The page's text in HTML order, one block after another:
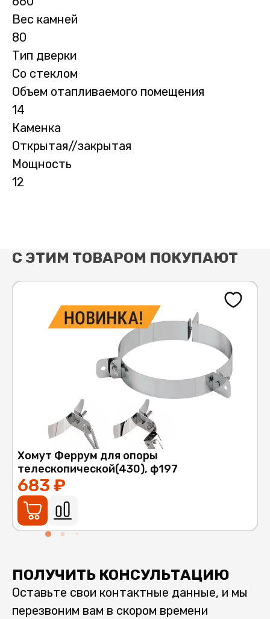
Вес камней
80
Тип дверки
Со стеклом
Объем отапливаемого помещения
14
Каменка
Открытая//закрытая
Мощность
12
С ЭТИМ ТОВАРОМ ПОКУПАЮТ
Хомут Феррум для опоры
телескопической(430), ф197
683 ₽
ПОЛУЧИТЬ КОНСУЛЬТАЦИЮ
Оставьте свои контактные данные, и мы
перезвоним вам в скором времени